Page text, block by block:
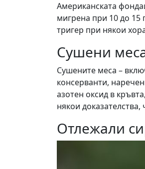
Американската
мигрена при 10 до 15
тригер при някои
Сушени
Сушените меса –
консерванти,
азотен оксид в
някои
Отлежали